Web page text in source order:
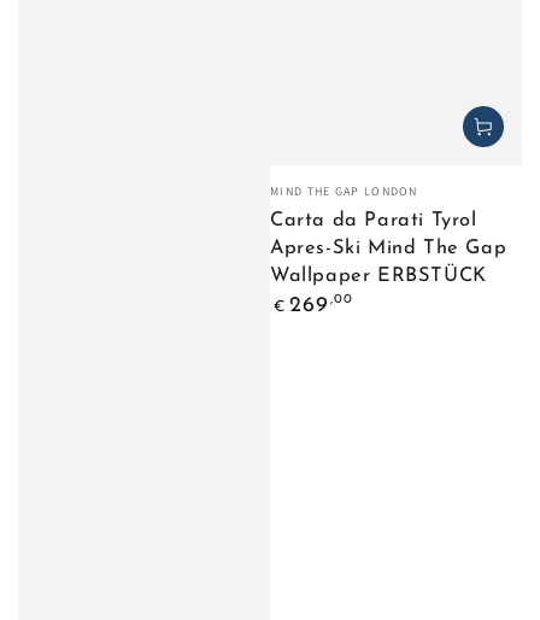
Venditore:
MIND THE GAP LONDON
Carta da Parati Tyrol
Apres-Ski Mind The Gap
Wallpaper ERBSTÜCK
Prezzo
€ 269 ,00